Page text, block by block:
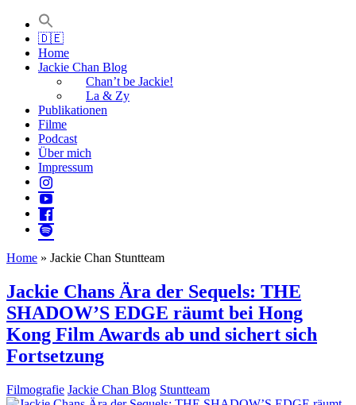
Jackie Chan Deutschland | Thorsten Boose
Autor & Jackie-Chan-Historiker
🇩🇪
Home
Jackie Chan Blog
Chan’t be Jackie!
La & Zy
Publikationen
Filme
Podcast
Über mich
Impressum
Home » Jackie Chan Stuntteam
Jackie Chans Ära der Sequels: THE
SHADOW’S EDGE räumt bei Hong
Kong Film Awards ab und sichert sich
Fortsetzung
Filmografie Jackie Chan Blog Stuntteam